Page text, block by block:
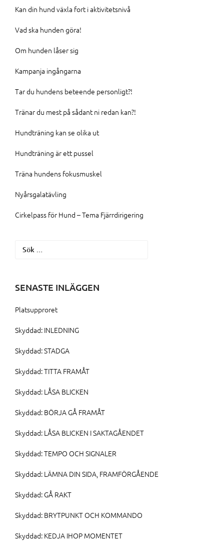
Kan din hund växla fort i aktivitetsnivå
Vad ska hunden göra!
Om hunden låser sig
Kampanja ingångarna
Tar du hundens beteende personligt?!
Tränar du mest på sådant ni redan kan?!
Hundträning kan se olika ut
Hundträning är ett pussel
Träna hundens fokusmuskel
Nyårsgalatävling
Cirkelpass för Hund – Tema Fjärrdirigering
Sök
SENASTE INLÄGGEN
Platsupproret
Skyddad: INLEDNING
Skyddad: STADGA
Skyddad: TITTA FRAMÅT
Skyddad: LÅSA BLICKEN
Skyddad: BÖRJA GÅ FRAMÅT
Skyddad: LÅSA BLICKEN I SAKTAGÅENDET
Skyddad: TEMPO OCH SIGNALER
Skyddad: LÄMNA DIN SIDA, FRAMFÖRGÅENDE
Skyddad: GÅ RAKT
Skyddad: BRYTPUNKT OCH KOMMANDO
Skyddad: KEDJA IHOP MOMENTET